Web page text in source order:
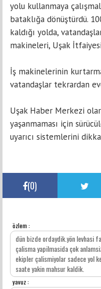
yolu kullanmaya
bataklığa dönüştürdü.
kaldığı yolda,
makineleri, Uşak
İş makinelerinin
vatandaşlar tekrardan
Uşak Haber Merkezi
yaşanmaması için
uyarıcı sistemlerini
(0)
YORUMLAR
özlem :
dün bizde ordaydik.yön levhasi
çalisma yapilmasida çok
ekipler çalismiyolar sadece yol
saate yakin mahsur kaldik.
yavuz :